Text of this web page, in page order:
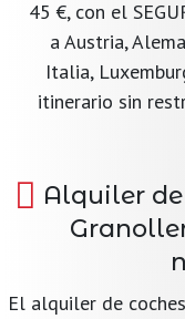
45 €, con el
a Austria,
Italia,
itinerario sin
Alquiler
El alquiler de